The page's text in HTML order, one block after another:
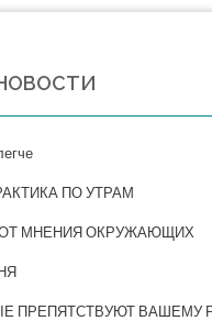
ПО УТРАМ
МНЕНИЯ ОКРУЖАЮЩИХ
ПРЕПЯТСТВУЮТ ВАШЕМУ